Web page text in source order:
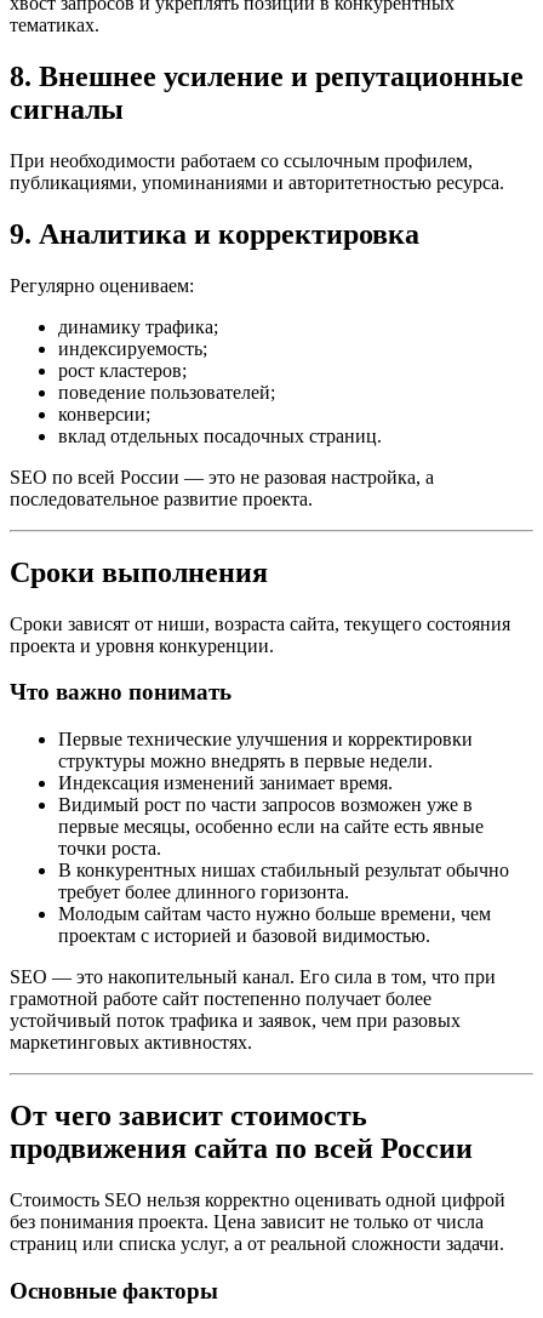
тематиках.
8. Внешнее усиление и репутационные
сигналы
При необходимости работаем со ссылочным профилем,
публикациями, упоминаниями и авторитетностью ресурса.
9. Аналитика и корректировка
Регулярно оцениваем:
динамику трафика;
индексируемость;
рост кластеров;
поведение пользователей;
конверсии;
вклад отдельных посадочных страниц.
SEO по всей России — это не разовая настройка, а
последовательное развитие проекта.
Сроки выполнения
Сроки зависят от ниши, возраста сайта, текущего состояния
проекта и уровня конкуренции.
Что важно понимать
Первые технические улучшения и корректировки
структуры можно внедрять в первые недели.
Индексация изменений занимает время.
Видимый рост по части запросов возможен уже в
первые месяцы, особенно если на сайте есть явные
точки роста.
В конкурентных нишах стабильный результат обычно
требует более длинного горизонта.
Молодым сайтам часто нужно больше времени, чем
проектам с историей и базовой видимостью.
SEO — это накопительный канал. Его сила в том, что при
грамотной работе сайт постепенно получает более
устойчивый поток трафика и заявок, чем при разовых
маркетинговых активностях.
От чего зависит стоимость
продвижения сайта по всей России
Стоимость SEO нельзя корректно оценивать одной цифрой
без понимания проекта. Цена зависит не только от числа
страниц или списка услуг, а от реальной сложности задачи.
Основные факторы